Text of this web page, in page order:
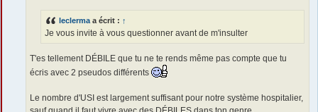
leclerma a écrit : ↑
Je vous invite à vous questionner avant de m'insulter
T'es tellement DÉBILE que tu ne te rends même pas compte que tu
écris avec 2 pseudos différents
Le nombre d'USI est largement suffisant pour notre système hospitalier,